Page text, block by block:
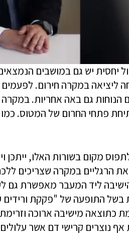
יחסית יש גם במושבים
ליציאה במקרה חירום. לפעמים
הנוחות גם באה אחריות.
פתחי החרום של המטוס. כמו
מקום בשורות האלו,
את הרגליים במקרה שצריכים
הישיבה ליד המעבר מאפשרת גם
בשל התופעה של "פקקת
כתוצאה מישיבה ארוכה
אף נוצרים קרישי דם אשר